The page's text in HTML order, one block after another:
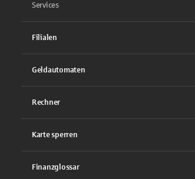
Services
Filialen
Geldautomaten
Rechner
Karte sperren
Finanzglossar